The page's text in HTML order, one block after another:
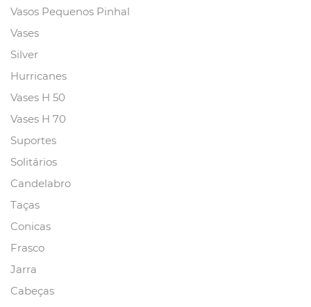
Vasos Pequenos Pinhal
Vases
Silver
Hurricanes
Vases H 50
Vases H 70
Suportes
Solitários
Candelabro
Taças
Conicas
Frasco
Jarra
Cabeças